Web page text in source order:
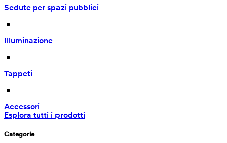
Sedute per spazi pubblici
•
Illuminazione
•
Tappeti
•
Accessori
Esplora tutti i prodotti
Categorie